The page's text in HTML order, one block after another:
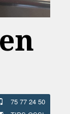
75 77 24 50